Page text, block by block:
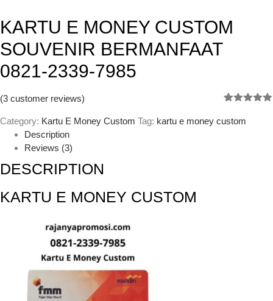
KARTU E MONEY CUSTOM
SOUVENIR BERMANFAAT
0821-2339-7985
out of 5
(3 customer reviews)
Category: Kartu E Money Custom Tag: kartu e money custom
Description
Reviews (3)
DESCRIPTION
KARTU E MONEY CUSTOM